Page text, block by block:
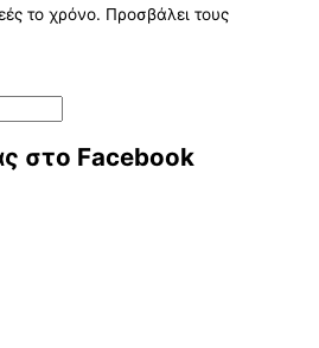
το χρόνο. Προσβάλει τους
στο Facebook